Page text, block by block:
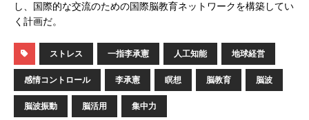
し、国際的な交流のための国際脳教育ネットワークを構築してい
く計画だ。
ストレス 一指李承憲 人工知能 地球経営
感情コントロール 李承憲 瞑想 脳教育 脳波
脳波振動 脳活用 集中力